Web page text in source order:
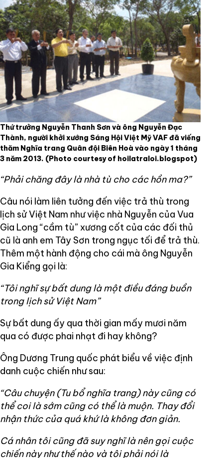
Thứ trưởng Nguyễn Thanh Sơn và ông Nguyễn Đạc
Thành, người khởi xướng Sáng Hội Việt Mỹ VAF đã viếng
thăm Nghĩa trang Quân đội Biên Hoà vào ngày 1 tháng
3 năm 2013. (Photo courtesy of hoilatraloi.blogspot)
“Phải chăng đây là nhà tù cho các hồn ma?”
Câu nói làm liên tưởng đến việc trả thù trong
lịch sử Việt Nam như việc nhà Nguyễn của Vua
Gia Long “cầm tù” xương cốt của các đối thủ
cũ là anh em Tây Sơn trong ngục tối để trả thù.
Thêm một hành động cho cái mà ông Nguyễn
Gia Kiểng gọi là:
“Tôi nghĩ sự bất dung là một điều đáng buồn
trong lịch sử Việt Nam”
Sự bất dung ấy qua thời gian mấy mươi năm
qua có được phai nhạt đi hay không?
Ông Dương Trung quốc phát biểu về việc định
danh cuộc chiến như sau:
“Câu chuyện (Tu bổ nghĩa trang) này cũng có
thể coi là sớm cũng có thể là muộn. Thay đổi
nhận thức của quá khứ là không đơn giản.
Cá nhân tôi cũng đã suy nghĩ là nên gọi cuộc
chiến này như thế nào và tôi phải nói là